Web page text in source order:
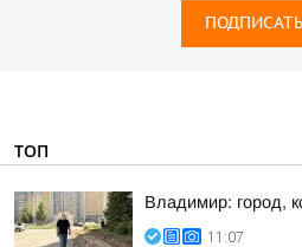
ТОП
Владимир: город,
11:07